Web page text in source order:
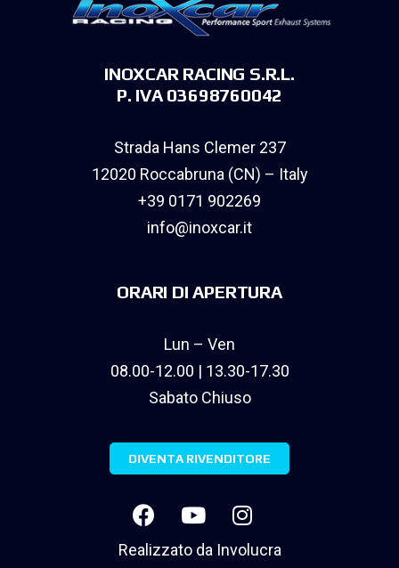
INOXCAR RACING S.R.L.
P. IVA 03698760042
Strada Hans Clemer 237
12020 Roccabruna (CN) – Italy
+39 0171 902269
info@inoxcar.it
ORARI DI APERTURA
Lun – Ven
08.00-12.00 | 13.30-17.30
Sabato Chiuso
DIVENTA RIVENDITORE
Realizzato da Involucra